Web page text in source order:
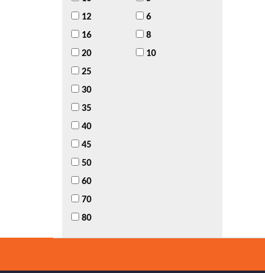
12
6
16
8
20
10
25
30
35
40
45
50
60
70
80